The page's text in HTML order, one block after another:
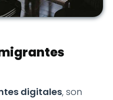
digitales, son